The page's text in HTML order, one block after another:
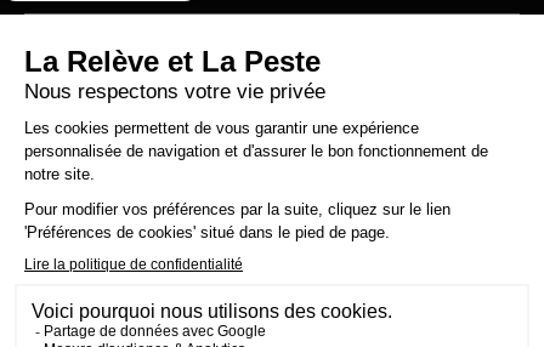
Nous sommes une maison d'édition et un
média 100% indépendants qui
s'autofinancent en totale autonomie.
Notre portée est humaniste, écologiste et
surtout antiraciste. Nous nous finançons
grâce à la vente de nos livres. Notre
politique est simple : 0 pub, 0 investisseur et
0 prêt bancaire pour une information 100%